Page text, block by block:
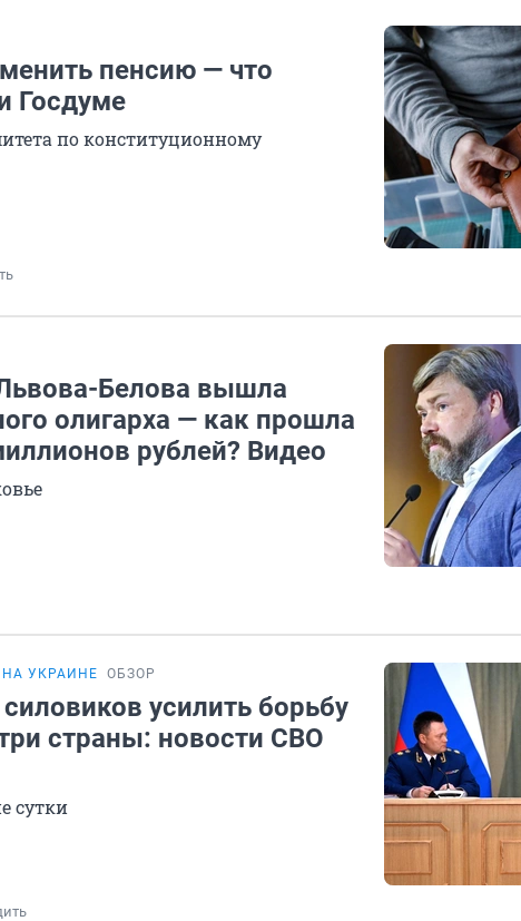
пенсию — что
Госдуме
по конституционному
Белова вышла
олигарха — как прошла
рублей? Видео
УКРАИНЕ ОБЗОР
усилить борьбу
страны: новости СВО
сутки